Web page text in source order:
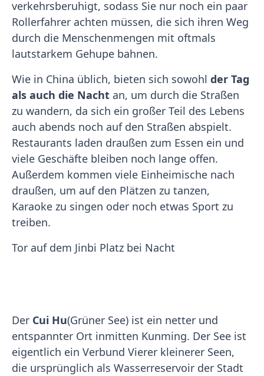
verkehrsberuhigt, sodass Sie nur noch ein paar
Rollerfahrer achten müssen, die sich ihren Weg
durch die Menschenmengen mit oftmals
lautstarkem Gehupe bahnen.
Wie in China üblich, bieten sich sowohl der Tag
als auch die Nacht an, um durch die Straßen
zu wandern, da sich ein großer Teil des Lebens
auch abends noch auf den Straßen abspielt.
Restaurants laden draußen zum Essen ein und
viele Geschäfte bleiben noch lange offen.
Außerdem kommen viele Einheimische nach
draußen, um auf den Plätzen zu tanzen,
Karaoke zu singen oder noch etwas Sport zu
treiben.
Tor auf dem Jinbi Platz bei Nacht
Der Cui Hu(Grüner See) ist ein netter und
entspannter Ort inmitten Kunming. Der See ist
eigentlich ein Verbund Vierer kleinerer Seen,
die ursprünglich als Wasserreservoir der Stadt